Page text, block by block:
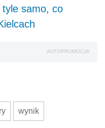
samo, co
AUTOPROMOCJA
wynik